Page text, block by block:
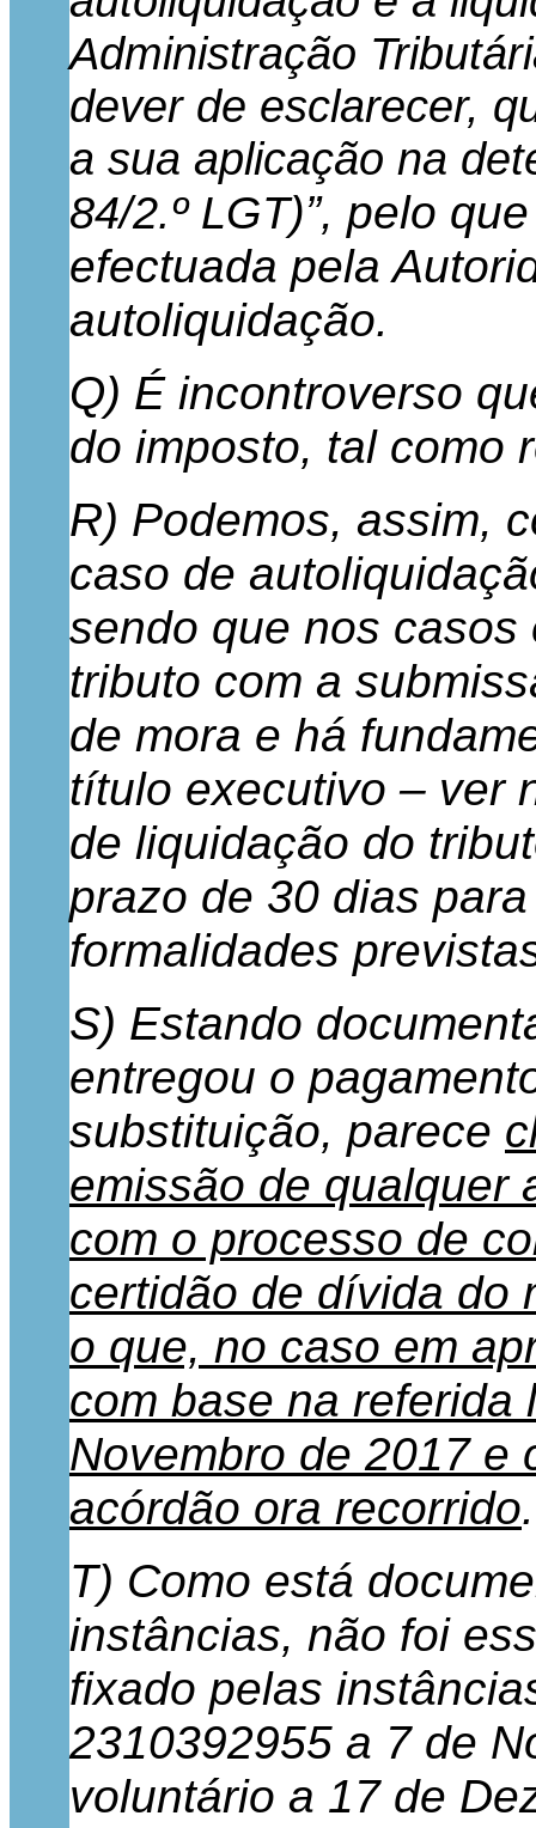
Administração
dever de esclarecer,
a sua aplicação na
84/2.º LGT)”, pelo
efectuada pela
autoliquidação.
Q) É incontroverso
do imposto, tal como
R) Podemos, assim,
caso de
sendo que nos
tributo com a
de mora e há
título executivo – ver
de liquidação do
prazo de 30 dias
formalidades
S) Estando
entregou o
substituição, parece
emissão de qualquer
com o processo de
certidão de dívida do
o que, no caso em
com base na referida
Novembro de 2017 e
acórdão ora recorrido.
T) Como está
instâncias, não foi
fixado pelas
2310392955 a 7 de
voluntário a 17 de